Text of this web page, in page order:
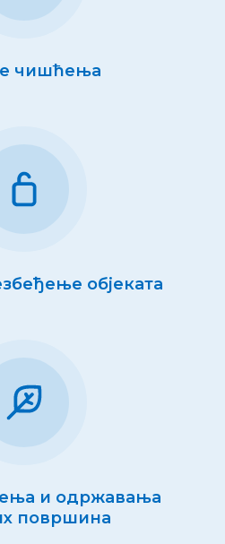
чишћења
објеката
и одржавања
површина